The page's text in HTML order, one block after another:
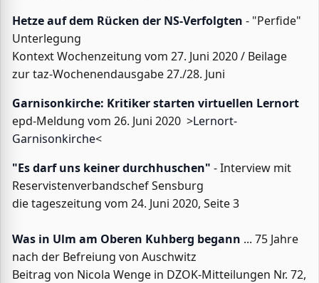
Hetze auf dem Rücken der NS-Verfolgten - "Perfide"
Unterlegung
Kontext Wochenzeitung vom 27. Juni 2020 / Beilage
zur taz-Wochenendausgabe 27./28. Juni
Garnisonkirche: Kritiker starten virtuellen Lernort
epd-Meldung vom 26. Juni 2020 >Lernort-
Garnisonkirche<
"Es darf uns keiner durchhuschen" - Interview mit
Reservistenverbandschef Sensburg
die tageszeitung vom 24. Juni 2020, Seite 3
Was in Ulm am Oberen Kuhberg begann ... 75 Jahre
nach der Befreiung von Auschwitz
Beitrag von Nicola Wenge in DZOK-Mitteilungen Nr. 72,